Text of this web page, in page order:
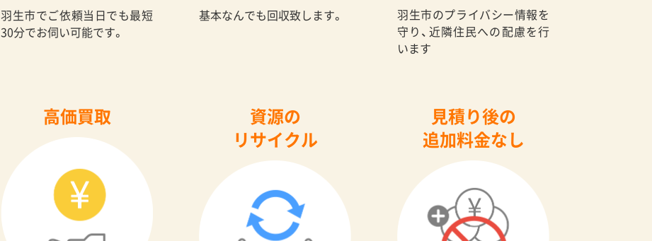
羽生市でご依頼当日でも最短
30分でお伺い可能です。
基本なんでも回収致します。
羽生市のプライバシー情報を
守り、近隣住民への配慮を行
います
高価買取
資源の
リサイクル
見積り後の
追加料金なし